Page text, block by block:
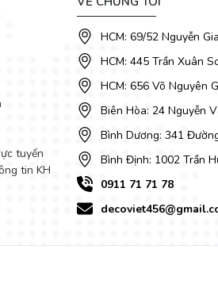
giác về một không gian sống đầy tiện
tuyến
tin KH
HCM: 69/52 Nguyễn
HCM: 445 Trần Xuân
HCM: 656 Võ Nguyên
Biên Hòa: 24 Nguyễn
Bình Dương: 341
Bình Định: 1002 Trần
0911 71 71 78